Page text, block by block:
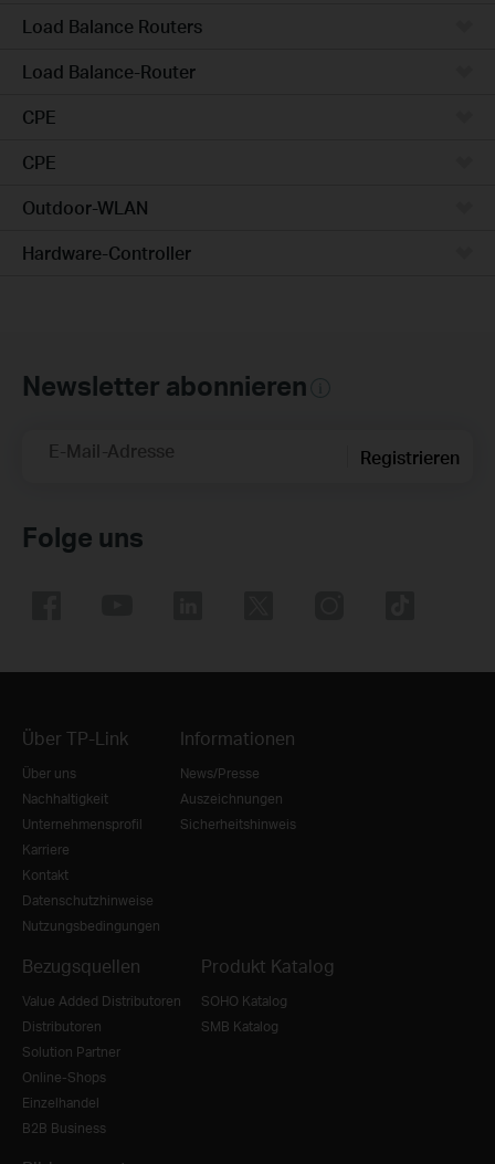
Load Balance Routers
Load Balance-Router
CPE
CPE
Outdoor-WLAN
Hardware-Controller
Newsletter abonnieren
E-Mail-Adresse Registrieren
Folge uns
Über TP-Link
Über uns
Nachhaltigkeit
Unternehmensprofil
Karriere
Kontakt
Datenschutzhinweise
Nutzungsbedingungen
Informationen
News/Presse
Auszeichnungen
Sicherheitshinweis
Bezugsquellen
Value Added Distributoren
Distributoren
Solution Partner
Online-Shops
Einzelhandel
B2B Business
Produkt Katalog
SOHO Katalog
SMB Katalog